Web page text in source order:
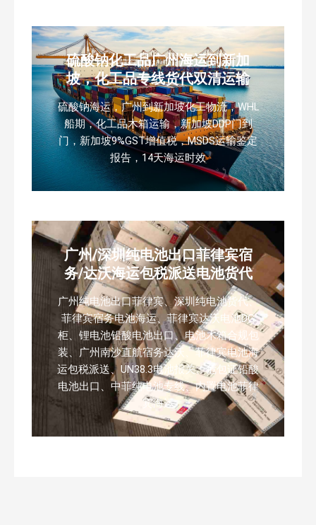
硫酸钠化工品广州海运到新加
坡，化工品专线货代双清运输
硫酸钠海运，广州到新加坡化工物流，WHL
船期，化工品木箱运输，新加坡DDP门到
门，新加坡9%GST增值税，MSDS运输鉴定
报告，14天海运时效
广州/深圳纯电池出口菲律宾宿
务/达沃海运包税派送电池货代
广州纯电池出口菲律宾、深圳纯电池货代、
菲律宾宿务电池海运、菲律宾达沃电池DG
柜、锂电池铅酸电池出口、电池木箱合规包
装、广州南沙直航宿务达沃、菲律宾电池海
运包税派送、UN38.3电池报关、危包证铅酸
电池出口、中菲纯电池专线、内置电池菲律
宾海运